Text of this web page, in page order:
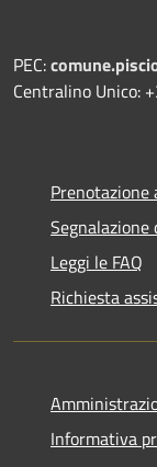
PEC:
Centralino Unico:
Segnalazione
Leggi le FAQ
Richiesta
Informativa